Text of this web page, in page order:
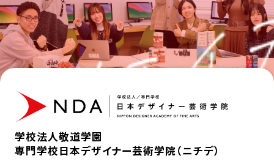
学校法人敬道学園
専門学校日本デザイナー芸術学院（ニチデ）